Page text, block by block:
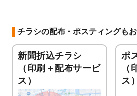
チラシの配布・ポスティングも
新聞折込チラシ
（印刷＋配布サービ
ス）
ポ
（
ス）